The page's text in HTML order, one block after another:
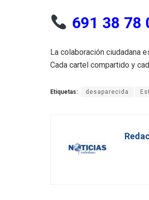
691 38 78
La colaboración ciudadana
Cada cartel compartido y
Etiquetas: desaparecida